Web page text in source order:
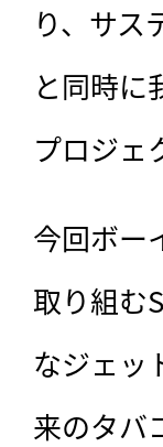
り、サス
と同時に
プロジェ
今回ボー
取り組む
なジェッ
来のタバ